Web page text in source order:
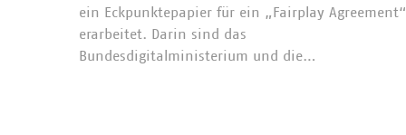
ein Eckpunktepapier für ein „Fairplay Agreement“
erarbeitet. Darin sind das
Bundesdigitalministerium und die…